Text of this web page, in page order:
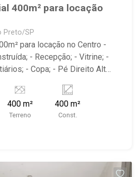
400m² para locação
Preto/SP
para locação no Centro -
- Recepção; - Vitrine; -
- Copa; - Pé Direito Alto;
Biagi.
400 m²
Terreno
400 m²
Const.